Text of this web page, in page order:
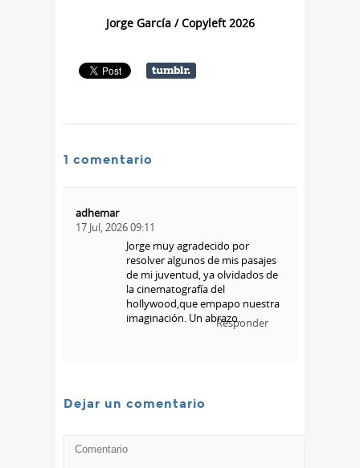
Jorge García / Copyleft 2026
1 comentario
adhemar
17 Jul, 2026 09:11
Jorge muy agradecido por
resolver algunos de mis pasajes
de mi juventud, ya olvidados de
la cinematografía del
hollywood,que empapo nuestra
imaginación. Un abrazo.Responder
Dejar un comentario